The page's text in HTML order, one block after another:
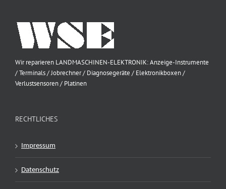
Wir reparieren LANDMASCHINEN-ELEKTRONIK: Anzeige-Instrumente
/ Terminals / Jobrechner / Diagnosegeräte / Elektronikboxen /
Verlustsensoren / Platinen
RECHTLICHES
Impressum
Datenschutz